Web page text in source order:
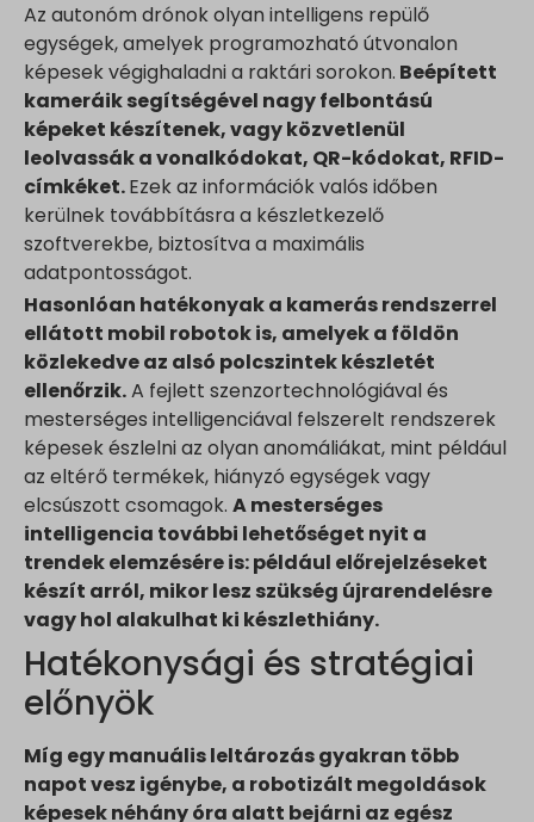
Az autonóm drónok olyan intelligens repülő
egységek, amelyek programozható útvonalon
képesek végighaladni a raktári sorokon. Beépített
kameráik segítségével nagy felbontású
képeket készítenek, vagy közvetlenül
leolvassák a vonalkódokat, QR-kódokat, RFID-
címkéket.Ezek az információk valós időben
kerülnek továbbításra a készletkezelő
szoftverekbe, biztosítva a maximális
adatpontosságot.
Hasonlóan hatékonyak a kamerás rendszerrel
ellátott mobil robotok is, amelyek a földön
közlekedve az alsó polcszintek készletét
ellenőrzik.A fejlett szenzortechnológiával és
mesterséges intelligenciával felszerelt rendszerek
képesek észlelni az olyan anomáliákat, mint például
az eltérő termékek, hiányzó egységek vagy
elcsúszott csomagok. A mesterséges
intelligencia további lehetőséget nyit a
trendek elemzésére is: például előrejelzéseket
készít arról, mikor lesz szükség újrarendelésre
vagy hol alakulhat ki készlethiány.
Hatékonysági és stratégiai
előnyök
Míg egy manuális leltározás gyakran több
napot vesz igénybe, a robotizált megoldások
képesek néhány óra alatt bejárni az egész
www.google.bj
www.google.ch
www.google.co.id
www.google.co.il
www.google.co.in
www.google.co.jp
www.google.com.au
www.google.com.hk
www.google.com.tr
www.google.cz
www.google.de
www.google.fr
www.google.hr
www.google.hu
www.google.it
www.google.mk
www.google.nl
www.google.ro
www.google.rs
www.google.ru
www.google.si
www.google.sk